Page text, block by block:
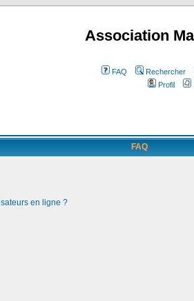
Association
FAQ Rechercher
Profil
FAQ
en ligne ?